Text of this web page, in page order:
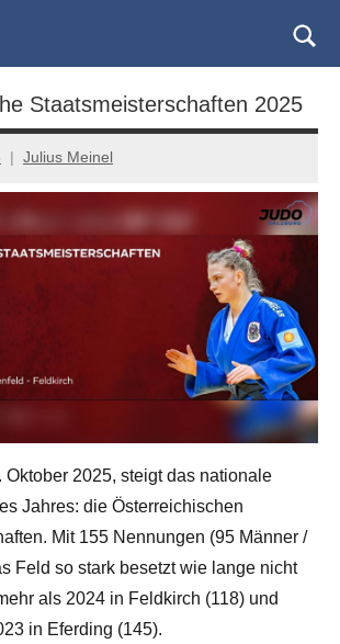
form
Staatsmeisterschaften 2025
Julius Meinel
Oktober 2025, steigt das nationale
Jahres: die Österreichischen
Mit 155 Nennungen (95 Männer /
Feld so stark besetzt wie lange nicht
als 2024 in Feldkirch (118) und
in Eferding (145).